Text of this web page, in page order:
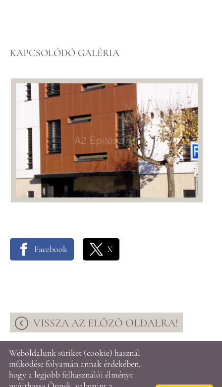
KAPCSOLÓDÓ GALÉRIA
Facebook X
VISSZA AZ ELŐZŐ OLDALRA!
© 2026 - A2 Építésziroda Kft.
Weboldalunk sütiket (cookie) használ
működése folyamán annak érdekében,
hogy a legjobb felhasználói élményt